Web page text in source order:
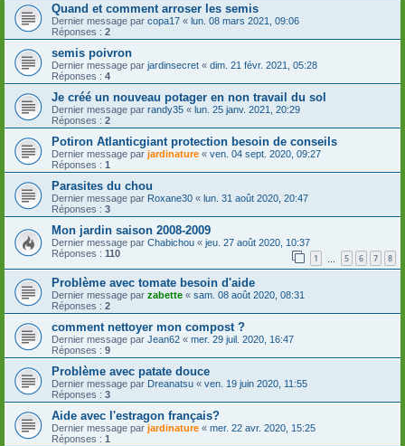
Quand et comment arroser les semis
Dernier message par copa17 « lun. 08 mars 2021, 09:06
Réponses : 2
semis poivron
Dernier message par jardinsecret « dim. 21 févr. 2021, 05:28
Réponses : 4
Je créé un nouveau potager en non travail du sol
Dernier message par randy35 « lun. 25 janv. 2021, 20:29
Réponses : 2
Potiron Atlanticgiant protection besoin de conseils
Dernier message par jardinature « ven. 04 sept. 2020, 09:27
Réponses : 1
Parasites du chou
Dernier message par Roxane30 « lun. 31 août 2020, 20:47
Réponses : 3
Mon jardin saison 2008-2009
Dernier message par Chabichou « jeu. 27 août 2020, 10:37
Réponses : 110 1 5 6 7 8
Problème avec tomate besoin d'aide
Dernier message par zabette « sam. 08 août 2020, 08:31
Réponses : 2
comment nettoyer mon compost ?
Dernier message par Jean62 « mer. 29 juil. 2020, 16:47
Réponses : 9
Problème avec patate douce
Dernier message par Dreanatsu « ven. 19 juin 2020, 11:55
Réponses : 3
Aide avec l'estragon français?
Dernier message par jardinature « mer. 22 avr. 2020, 15:25
Réponses : 1